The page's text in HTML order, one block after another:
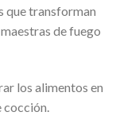
que transforman
de fuego
los alimentos en
cocción.